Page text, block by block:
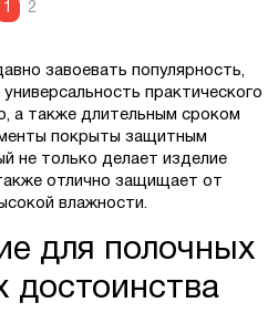
1 2
завоевать популярность,
практического
а также длительным сроком
покрыты защитным
не только делает изделие
отлично защищает от
влажности.
для полочных
достоинства